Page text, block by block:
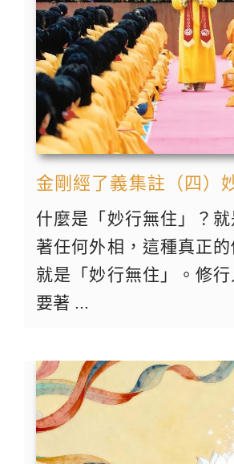
金剛經了義集註（四）
什麼是「妙行無住」？
著任何外相，這種真正的
就是「妙行無住」。修
要著 ...